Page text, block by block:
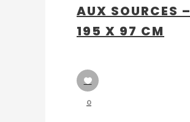
AUX SOURCES –
195 X 97 CM
0